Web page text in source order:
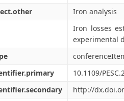
Iron analysis
Iron losses
experimental
10.1109/
http://